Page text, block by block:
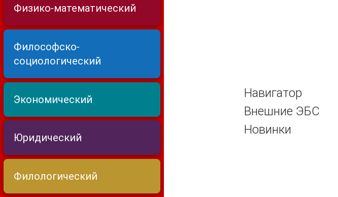
Физико-математический
Философско-
социологический
Экономический
Юридический
Филологический
Навигатор
Внешние ЭБС
Новинки